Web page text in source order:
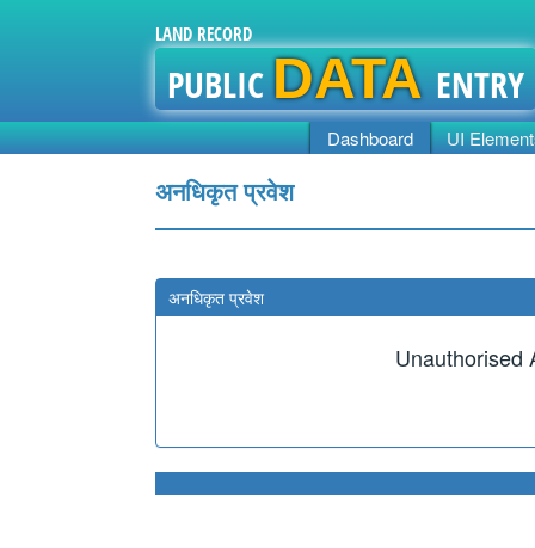
LAND RECORD
PUBLICDATAENTRY
Dashboard UI
अनधिकृत प्रवेश
अनधिकृत प्रवेश
Unauthorised